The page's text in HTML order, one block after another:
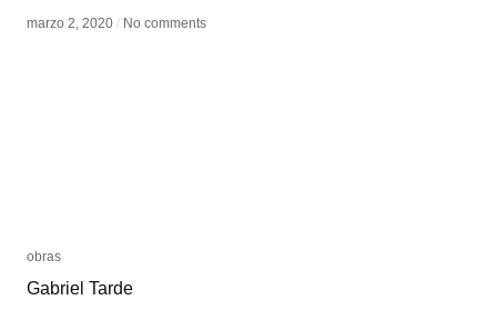
marzo 2, 2020 / No comments
marzo 2, 2020 / No comments
obras
Gabriel Tarde
obras
Gabriel Tarde